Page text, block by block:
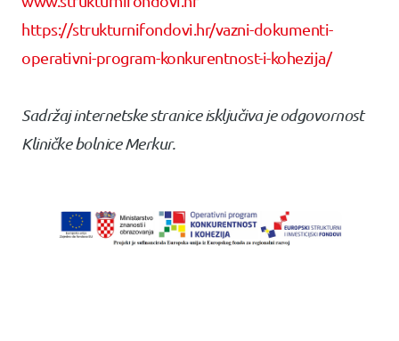
https://strukturnifondovi.hr/vazni-dokumenti-
operativni-program-konkurentnost-i-kohezija/
Sadržaj internetske stranice isključiva je odgovornost
Kliničke bolnice Merkur.